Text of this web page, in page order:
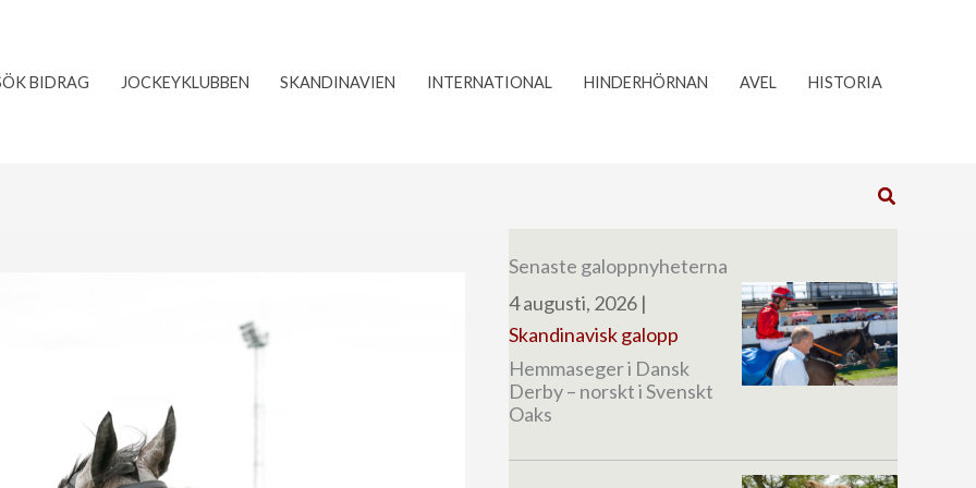
BIDRAG JOCKEYKLUBBEN SKANDINAVIEN INTERNATIONAL HINDERHÖRNAN AVEL HISTORIA
Sök
Senaste galoppnyheterna
4 augusti, 2026 |
Skandinavisk galopp
Hemmaseger i Dansk
Derby – norskt i Svenskt
Oaks